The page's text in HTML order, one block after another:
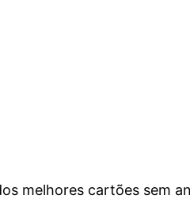
melhores cartões sem